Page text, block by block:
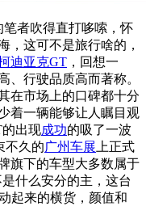
者吹得直打哆嗦，怀
，这可不是旅行啥的，
迪亚克GT ，回想一
、行驶品质高而著称。
其在市场上的口碑都十分
着一辆能够让人瞩目观
出现成功的吸了一波
不久的广州车展上正式
旗下的车型大多数属于
什么安分的主，这台
起来的横货，颜值和